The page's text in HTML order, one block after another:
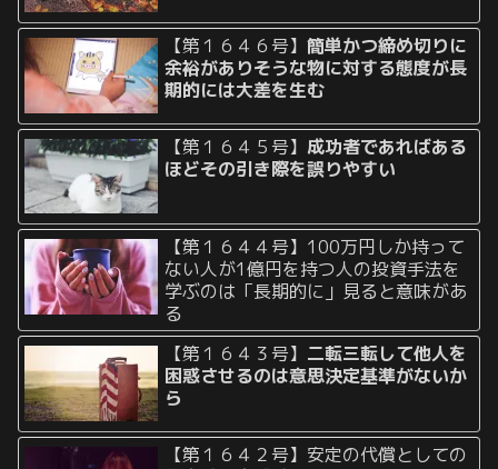
【第１６４６号】簡単かつ締め切りに
余裕がありそうな物に対する態度が長
期的には大差を生む
【第１６４５号】成功者であればある
ほどその引き際を誤りやすい
【第１６４４号】100万円しか持って
ない人が1億円を持つ人の投資手法を
学ぶのは「長期的に」見ると意味があ
る
【第１６４３号】 二転三転して他人を
困惑させるのは意思決定基準がないか
ら
【第１６４２号】安定の代償としての